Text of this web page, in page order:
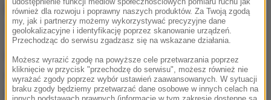
Pożar wybuchł około 10:00. Akcja strażaków trwała
10 godzin.
W czasie gaszenia ognia nie stwierdzono
zanieczyszczenia powietrza trującymi gazami. W
szczytowym momencie na miejscu było 37
udostępnienie funkcji mediów społecznościowych pomiaru ruchu jak
również dla rozwoju i poprawny naszych produktów. Za Twoją zgodą
my, jak i partnerzy możemy wykorzystywać precyzyjne dane
geolokalizacyjne i identyfikację poprzez skanowanie urządzeń.
Przechodząc do serwisu zgadzasz się na wskazane działania.
Możesz wyrazić zgodę na powyższe cele przetwarzania poprzez
kliknięcie w przycisk "przechodzę do serwisu", możesz również nie
wyrażać zgody poprzez wybór ustawień zaawansowanych. W sytuacji
braku zgody będziemy przetwarzać dane osobowe w innych celach na